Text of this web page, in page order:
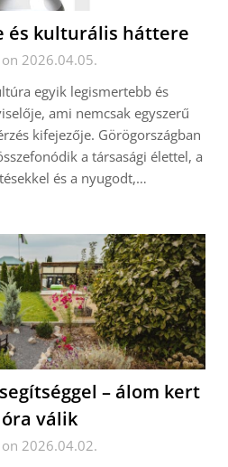
és kulturális háttere
2026.04.05.
egyik legismertebb és
ami nemcsak egyszerű
kifejezője. Görögországban
a társasági élettel, a
és a nyugodt,…
– álom kert
válik
2026.04.02.